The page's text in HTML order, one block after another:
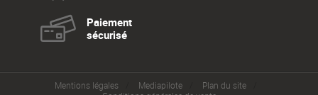
Paiement
sécurisé
Mentions légales Mediapilote
Plan du site